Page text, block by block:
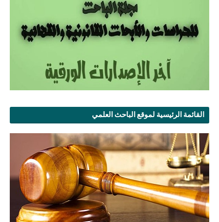
القائمة الرئيسية لموقع الباحث العلمي